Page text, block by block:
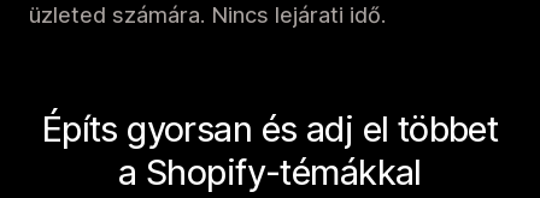
üzleted számára. Nincs lejárati idő.
Építs gyorsan és adj el többet
a Shopify-témákkal